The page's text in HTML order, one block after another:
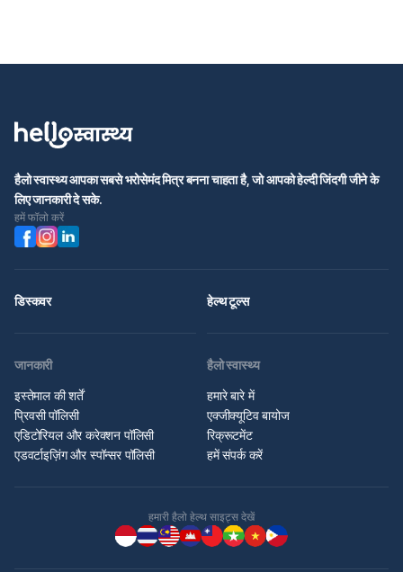
हैलो स्वास्थ्य आपका सबसे भरोसेमंद मित्र बनना चाहता है, जो आपको हेल्दी जिंदगी जीने के
लिए जानकारी दे सके.
हमें फॉलो करें
डिस्कवर हेल्थ टूल्स
जानकारी
इस्तेमाल की शर्तें
प्रिवसी पॉलिसी
एडिटोरियल और करेक्शन पॉलिसी
एडवर्टाइज़िंग और स्पॉन्सर पॉलिसी
हैलो स्वास्थ्य
हमारे बारे में
एक्जीक्यूटिव बायोज
रिक्रूटमेंट
हमें संपर्क करें
हमारी हैलो हेल्थ साइट्स देखें